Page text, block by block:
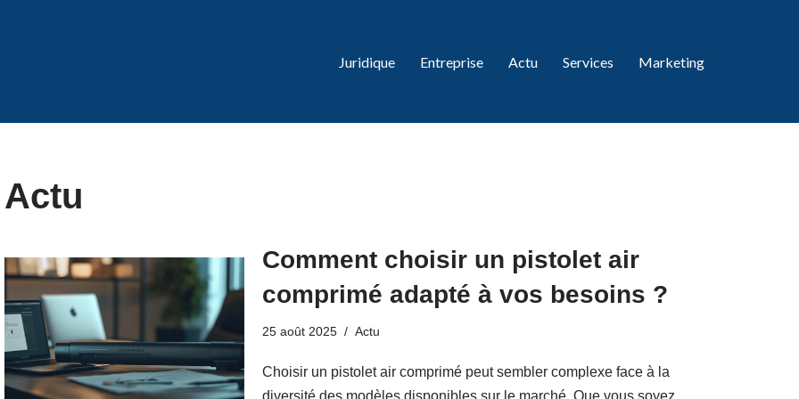
Juridique Entreprise Actu Services Marketing
Actu
Comment choisir un pistolet air
comprimé adapté à vos besoins ?
25 août 2025 Actu
Choisir un pistolet air comprimé peut sembler complexe face à la
diversité des modèles disponibles sur le marché. Que vous soyez